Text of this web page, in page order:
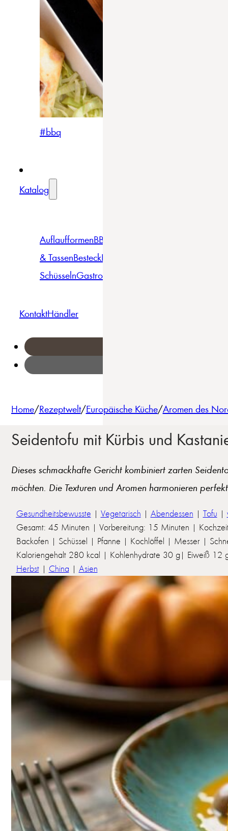
#bbq
Katalog
AuflaufformenBBQ
& TassenBesteckBowls &
SchüsselnGastro
KontaktHändler
Home/Rezeptwelt/Europäische Küche/Aromen des
Seidentofu mit Kürbis und
Dieses schmackhafte Gericht kombiniert zarten
möchten. Die Texturen und Aromen harmonieren
Gesundheitsbewusste | Vegetarisch | Abendessen | Tofu |
Gesamt: 45 Minuten | Vorbereitung: 15 Minuten |
Backofen | Schüssel | Pfanne | Kochlöffel | Messer |
Kaloriengehalt 280 kcal | Kohlenhydrate 30 g| Eiweiß 12
Herbst| China | Asien